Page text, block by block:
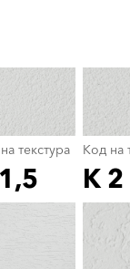
текстура Код на
K 2